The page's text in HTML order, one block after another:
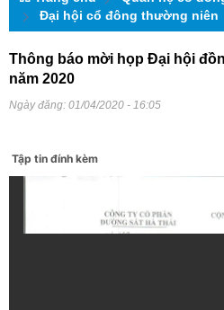
Đại hội cổ đông thường niên
Thông báo mời họp Đại hội
năm 2020
Ngày đăng: 01/04/2020 - 16:05
Tập tin đính kèm